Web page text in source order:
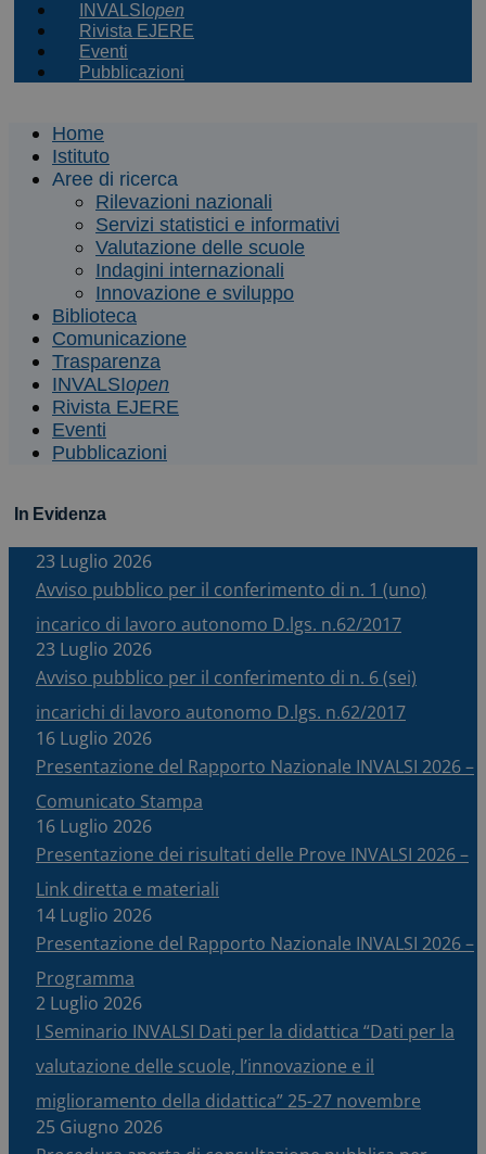
INVALSI open
Rivista EJERE
Eventi
Pubblicazioni
Home
Istituto
Aree di ricerca
Rilevazioni nazionali
Servizi statistici e informativi
Valutazione delle scuole
Indagini internazionali
Innovazione e sviluppo
Biblioteca
Comunicazione
Trasparenza
INVALSIopen
Rivista EJERE
Eventi
Pubblicazioni
In Evidenza
23 Luglio 2026
Avviso pubblico per il conferimento di n. 1 (uno)
incarico di lavoro autonomo D.lgs. n.62/2017
23 Luglio 2026
Avviso pubblico per il conferimento di n. 6 (sei)
incarichi di lavoro autonomo D.lgs. n.62/2017
16 Luglio 2026
Presentazione del Rapporto Nazionale INVALSI 2026 –
Comunicato Stampa
16 Luglio 2026
Presentazione dei risultati delle Prove INVALSI 2026 –
Link diretta e materiali
14 Luglio 2026
Presentazione del Rapporto Nazionale INVALSI 2026 –
Programma
2 Luglio 2026
I Seminario INVALSI Dati per la didattica “Dati per la
valutazione delle scuole, l’innovazione e il
miglioramento della didattica” 25-27 novembre
25 Giugno 2026